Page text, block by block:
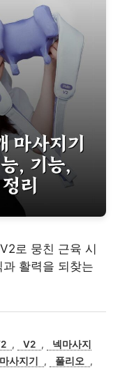
로 뭉친 근육 시
활력을 되찾는
, V2 ,
넥마사지
사지기 , 풀리오
,